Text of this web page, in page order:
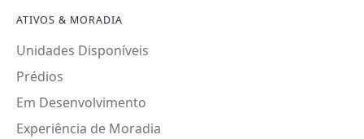
ATIVOS & MORADIA
Unidades Disponíveis
Prédios
Em Desenvolvimento
Experiência de Moradia